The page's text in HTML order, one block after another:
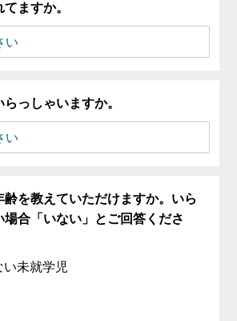
ますか。
っしゃいますか。
齢を教えていただけますか。いら
場合「いない」とご回答くださ
未就学児